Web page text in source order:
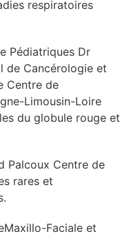
respiratoires
Pédiatriques Dr
de Cancérologie et
Centre de
Limousin-Loire
du globule rouge et
Palcoux Centre de
rares et
Faciale et